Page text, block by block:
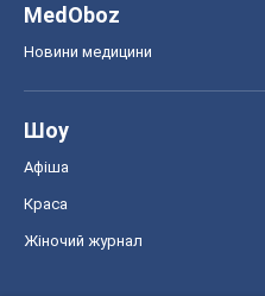
MedOboz
Новини медицини
Шоу
Афіша
Краса
Жіночий журнал